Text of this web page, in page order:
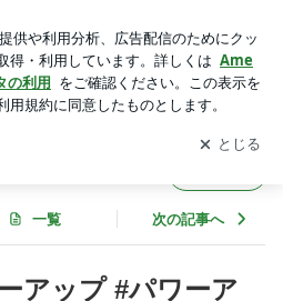
ブログの更新通知
を受け取りまし
開く
一覧 次の記事へ
アップ #パワーア